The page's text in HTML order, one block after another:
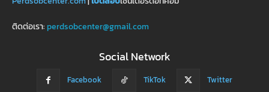
ติดต่อเรา: perdsobcenter@gmail.com
Social Network
Facebook TikTok Twitter